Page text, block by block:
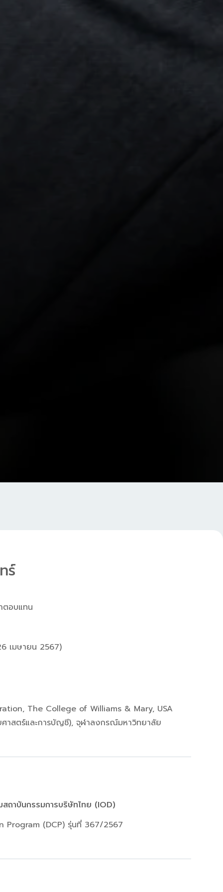
ร์
ตอบแทน
เมษายน 2567)
The College of Williams & Mary, USA
สตร์และการบัญชี), จุฬาลงกรณ์มหาวิทยาลัย
ถาบันกรรมการบริษัทไทย (IOD)
(DCP) รุ่นที่ 367/2567